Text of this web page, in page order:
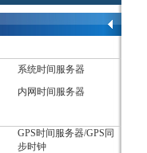
系统时间服务器
内网时间服务器
GPS时间服务器/GPS同
步时钟